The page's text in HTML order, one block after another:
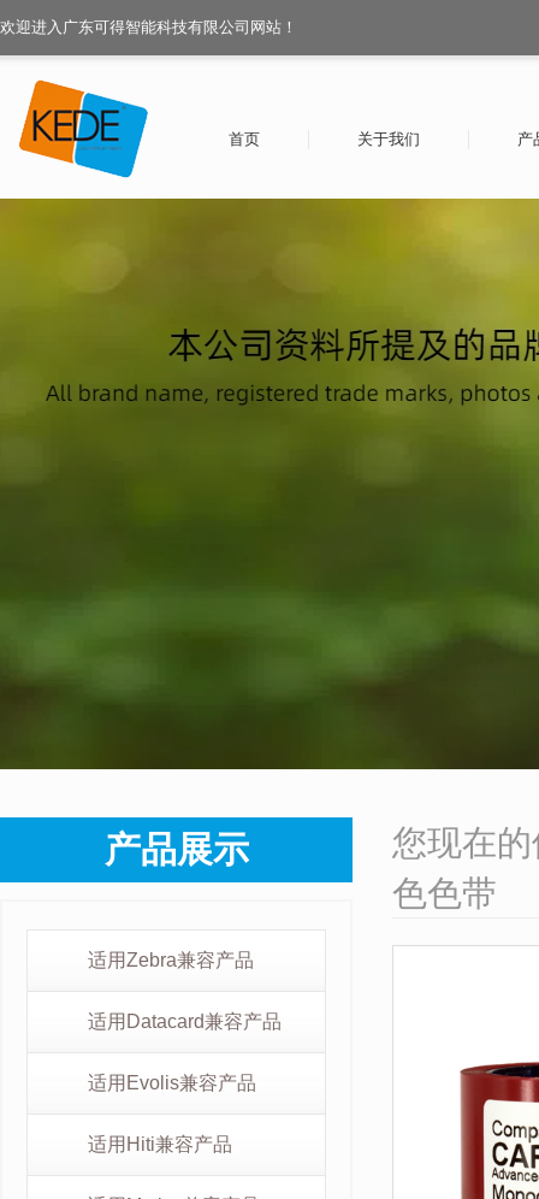
欢迎进入广东可得智能科技有限公司网站！
首页 关于我们 产
产品展示
适用Zebra兼容产品
适用Datacard兼容产品
适用Evolis兼容产品
适用Hiti兼容产品
您现在
色色带